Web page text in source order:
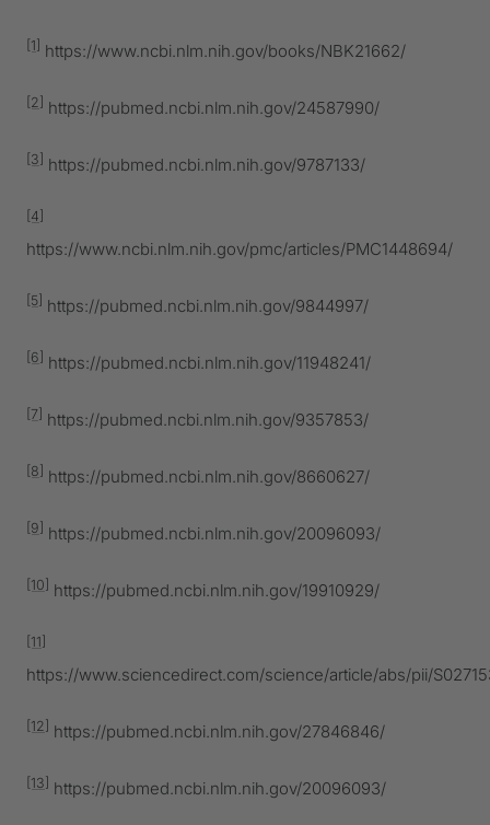
[1] https://www.ncbi.nlm.nih.gov/books/NBK21662/
[2] https://pubmed.ncbi.nlm.nih.gov/24587990/
[3] https://pubmed.ncbi.nlm.nih.gov/9787133/
[4]
https://www.ncbi.nlm.nih.gov/pmc/articles/PMC1448694/
[5] https://pubmed.ncbi.nlm.nih.gov/9844997/
[6] https://pubmed.ncbi.nlm.nih.gov/11948241/
[7] https://pubmed.ncbi.nlm.nih.gov/9357853/
[8] https://pubmed.ncbi.nlm.nih.gov/8660627/
[9] https://pubmed.ncbi.nlm.nih.gov/20096093/
[10] https://pubmed.ncbi.nlm.nih.gov/19910929/
[11]
https://www.sciencedirect.com/science/article/abs/pii/
[12] https://pubmed.ncbi.nlm.nih.gov/27846846/
[13] https://pubmed.ncbi.nlm.nih.gov/20096093/